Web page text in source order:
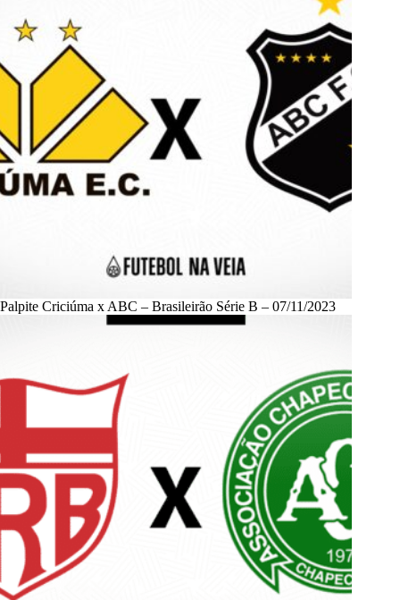
Palpite Criciúma x ABC – Brasileirão Série B – 07/11/2023